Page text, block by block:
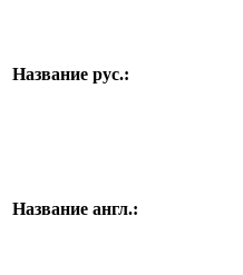
Название рус.:
Название англ.: